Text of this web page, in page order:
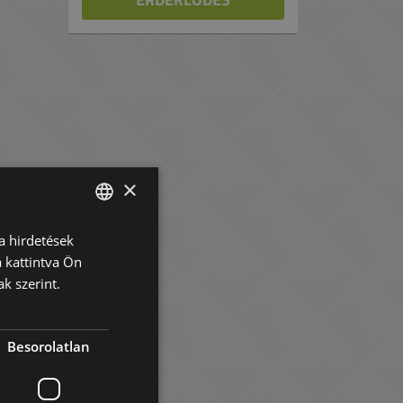
ENGLISH
HUNGARIAN
FRENCH
×
hirdetések
kattintva Ön
szerint.
Besorolatlan